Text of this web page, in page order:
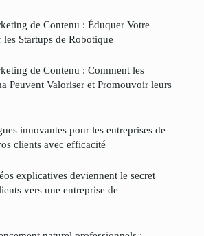
de Contenu : Éduquer Votre
Startups de Robotique
de Contenu : Comment les
Peuvent Valoriser et Promouvoir leurs
innovantes pour les entreprises de
clients avec efficacité
explicatives deviennent le secret
vers une entreprise de